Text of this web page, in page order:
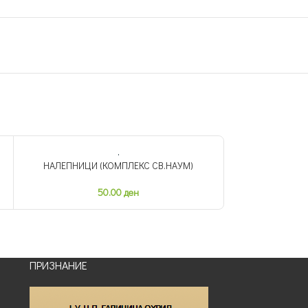
НАЛЕПНИЦИ (КОМПЛЕКС СВ.НАУМ)
50.00ден
ПРИЗНАНИЕ